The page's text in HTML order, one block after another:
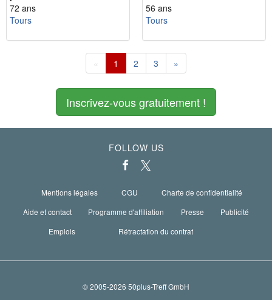
72 ans
Tours
56 ans
Tours
« 1 2 3 »
Inscrivez-vous gratuitement !
FOLLOW US
Mentions légales CGU
Charte de confidentialité
Aide et contact
Programme d'affiliation Presse
Publicité
Emplois
Rétractation du contrat
© 2005-2026 50plus-Treff GmbH